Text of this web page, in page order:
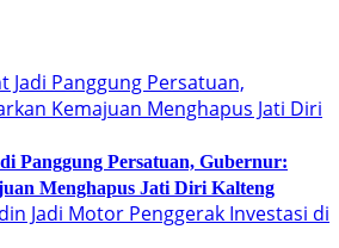
Panggung Persatuan, Gubernur:
Menghapus Jati Diri Kalteng